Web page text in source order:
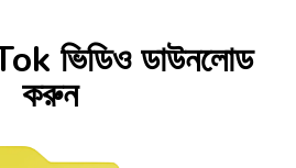
ভিডিও ডাউনলোড
করুন